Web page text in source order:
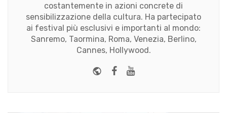
costantemente in azioni concrete di
sensibilizzazione della cultura. Ha partecipato
ai festival più esclusivi e importanti al mondo:
Sanremo, Taormina, Roma, Venezia, Berlino,
Cannes, Hollywood.
Website
Facebook
Youtube